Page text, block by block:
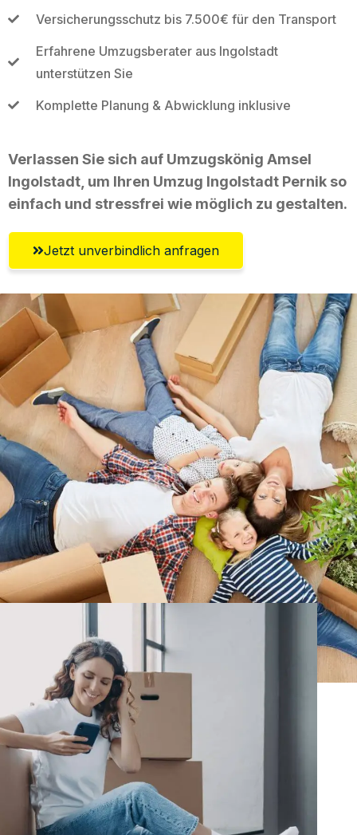
Versicherungsschutz bis 7.500€ für den Transport
Erfahrene Umzugsberater aus Ingolstadt
unterstützen Sie
Komplette Planung & Abwicklung inklusive
Verlassen Sie sich auf Umzugskönig Amsel
Ingolstadt, um Ihren Umzug Ingolstadt Pernik so
einfach und stressfrei wie möglich zu gestalten.
Jetzt unverbindlich anfragen